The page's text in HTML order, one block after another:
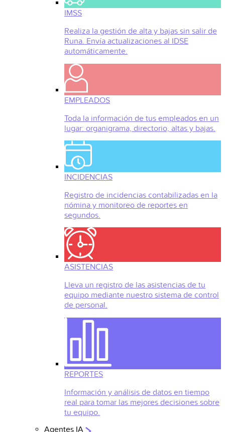
IMSS
Realiza la gestión de alta y bajas sin salir de
Runa. Envía actualizaciones al IDSE
automáticamente.
EMPLEADOS
Toda la información de tus empleados en un
lugar: organigrama, directorio, altas y bajas.
INCIDENCIAS
Registro de incidencias contabilizadas en la
nómina y monitoreo de reportes en
segundos.
ASISTENCIAS
Lleva un registro de las asistencias de tu
equipo mediante nuestro sistema de control
de personal.
REPORTES
Información y análisis de datos en tiempo
real para tomar las mejores decisiones sobre
tu equipo.
Agentes IA